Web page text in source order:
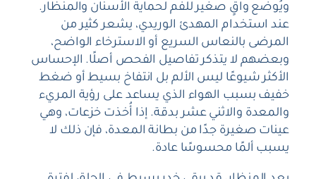
ويُوضع واقٍ صغير للفم لحماية الأسنان والمنظار.
عند استخدام المهدئ الوريدي، يشعر كثير من
المرضى بالنعاس السريع أو الاسترخاء الواضح،
وبعضهم لا يتذكر تفاصيل الفحص أصلًا. الإحساس
الأكثر شيوعًا ليس الألم بل انتفاخ بسيط أو ضغط
خفيف بسبب الهواء الذي يساعد على رؤية المريء
والمعدة والاثني عشر بدقة. إذا أُخذت خزعات، وهي
عينات صغيرة جدًا من بطانة المعدة، فإن ذلك لا
يسبب ألمًا محسوسًا عادة.